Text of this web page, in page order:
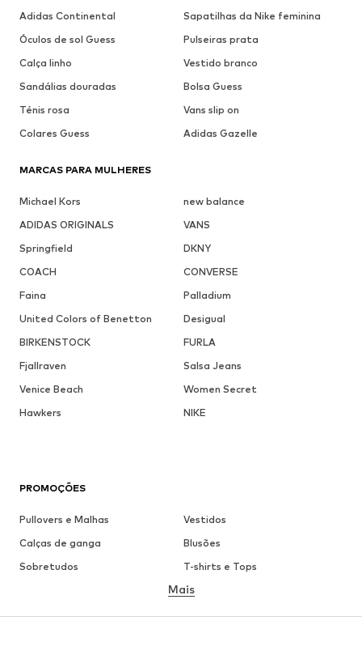
Adidas Continental
Sapatilhas da Nike feminina
Óculos de sol Guess
Pulseiras prata
Calça linho
Vestido branco
Sandálias douradas
Bolsa Guess
Ténis rosa
Vans slip on
Colares Guess
Adidas Gazelle
MARCAS PARA MULHERES
Michael Kors
new balance
ADIDAS ORIGINALS
VANS
Springfield
DKNY
COACH
CONVERSE
Faina
Palladium
United Colors of Benetton
Desigual
BIRKENSTOCK
FURLA
Fjallraven
Salsa Jeans
Venice Beach
Women Secret
Hawkers
NIKE
PROMOÇÕES
Pullovers e Malhas
Vestidos
Calças de ganga
Blusões
Sobretudos
T-shirts e Tops
Roupa interior
Saias
Blusas e Túnicas
Mais